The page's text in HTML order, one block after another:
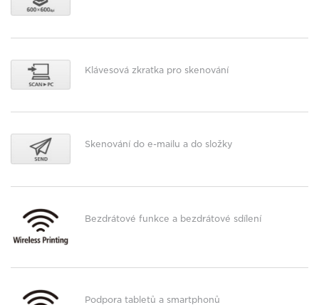
Klávesová zkratka pro skenování
Skenování do e-mailu a do složky
Bezdrátové funkce a bezdrátové sdílení
Podpora tabletů a smartphonů